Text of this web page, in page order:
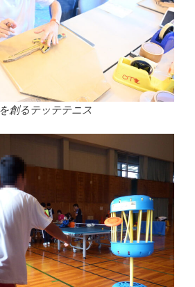
創るテッテテニス